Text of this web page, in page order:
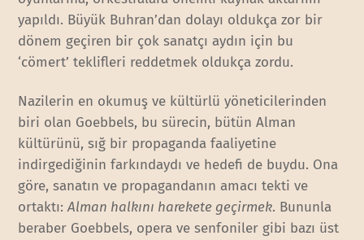
yapıldı. Büyük Buhran’dan dolayı oldukça zor bir
dönem geçiren bir çok sanatçı aydın için bu
‘cömert’ teklifleri reddetmek oldukça zordu.
Nazilerin en okumuş ve kültürlü yöneticilerinden
biri olan Goebbels, bu sürecin, bütün Alman
kültürünü, sığ bir propaganda faaliyetine
indirgediğinin farkındaydı ve hedefi de buydu. Ona
göre, sanatın ve propagandanın amacı tekti ve
ortaktı:Alman halkını harekete geçirmek. Bununla
beraber Goebbels, opera ve senfoniler gibi bazı üst